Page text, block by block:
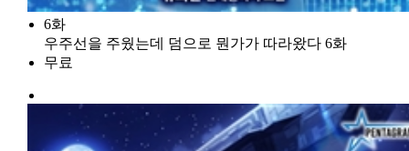
6화
우주선을 주웠는데 덤으로 뭔가가 따라왔다 6화
무료